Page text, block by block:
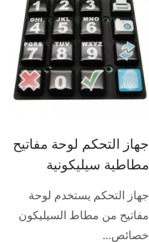
جهاز التحكم لوحة مفاتيح
مطاطية سيليكونية
جهاز التحكم يستخدم لوحة
مفاتيح من مطاط السيليكون
خصائص...